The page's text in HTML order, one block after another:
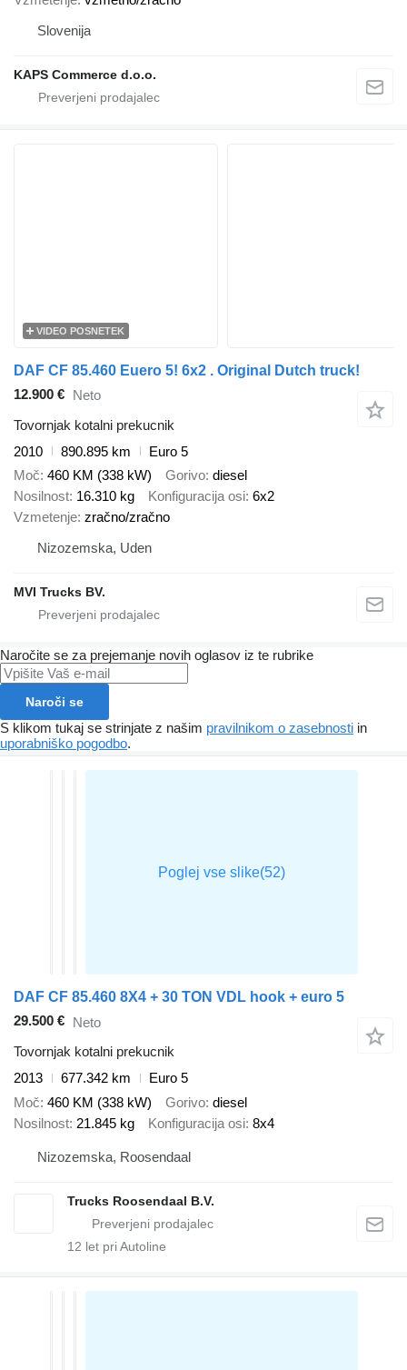
Slovenija
KAPS Commerce d.o.o.
VIDEO POSNETEK
DAF CF 85.460 Euero 5! 6x2 . Original Dutch truck!
12.900 € Neto
Tovornjak kotalni prekucnik
2010
890.895 km
Euro 5
Moč 460 KM (338 kW) Gorivo diesel
Nosilnost 16.310 kg Konfiguracija osi 6x2
Vzmetenje zračno/zračno
Nizozemska, Uden
MVI Trucks BV.
Naročite se za prejemanje novih oglasov iz te rubrike
Naroči se
S klikom tukaj se strinjate z našim pravilnikom o zasebnosti in
uporabniško pogodbo.
DAF CF 85.460 8X4 + 30 TON VDL hook + euro 5
29.500 € Neto
Tovornjak kotalni prekucnik
2013
677.342 km
Euro 5
Moč 460 KM (338 kW) Gorivo diesel
Nosilnost 21.845 kg Konfiguracija osi 8x4
Nizozemska, Roosendaal
Trucks Roosendaal B.V.
12 let pri Autoline